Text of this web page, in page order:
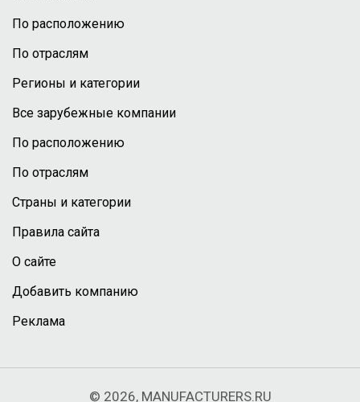
По расположению
По отраслям
Регионы и категории
Все зарубежные компании
По расположению
По отраслям
Страны и категории
Правила сайта
О сайте
Добавить компанию
Реклама
© 2026, MANUFACTURERS.RU